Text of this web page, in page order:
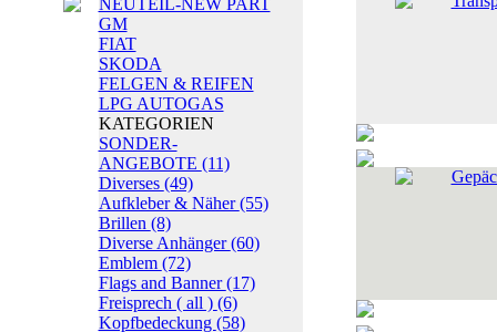
NEUTEIL-NEW PART
GM
FIAT
SKODA
FELGEN & REIFEN
LPG AUTOGAS
KATEGORIEN
SONDER-
ANGEBOTE (11)
Diverses (49)
Aufkleber & Näher(55)
Brillen (8)
Diverse Anhänger(60)
Emblem (72)
Flags and Banner(17)
Freisprech ( all ) (6)
Kopfbedeckung (58)